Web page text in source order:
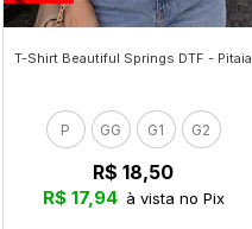
T-Shirt Beautiful Springs DTF - Pitaia
P GG G1 G2
R$ 18,50
R$ 17,94 à vista no Pix